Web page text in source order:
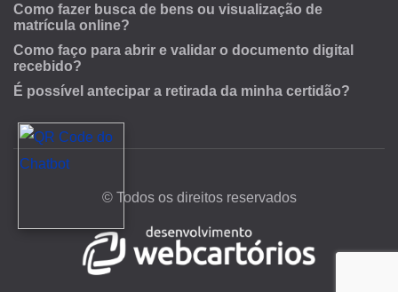
Como fazer busca de bens ou visualização de
matrícula online?
Como faço para abrir e validar o documento digital
recebido?
É possível antecipar a retirada da minha certidão?
© Todos os direitos reservados